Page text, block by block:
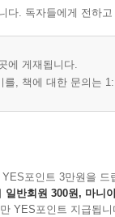
다. 독자들에게 전하
에 게재됩니다.
를, 책에 대한 문의는
포인트 3만원을 드
일반회원 300원, 마니
YES포인트 지급됩니